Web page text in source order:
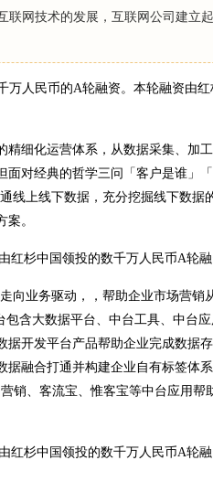
联网技术的发展，互联网公司建立
万人民币的A轮融资。本轮融资由
细化运营体系，从数据采集、加
对经典的哲学三问「客户是谁」
线上线下数据，充分挖掘线下数
。
向业务驱动，，帮助企业市场营销
含大数据平台、中台工具、中台
开发平台产品帮助企业完成数据
据融合打通并构建企业自有标签体
销、客流宝、惟客宝等中台应用帮